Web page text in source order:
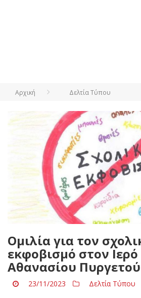
Αρχική Δελτία Τύπου
Ομιλία για τον
εκφοβισμό στον
Αθανασίου Πυργετού
23/11/2023 Δελτία Τύπου